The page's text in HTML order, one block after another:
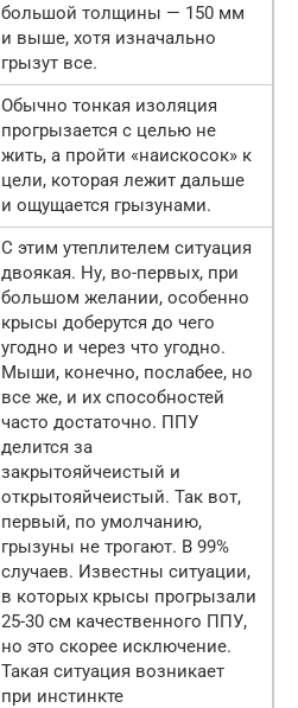
большой толщины — 150 мм
и выше, хотя изначально
грызут все.
Обычно тонкая изоляция
прогрызается с целью не
жить, а пройти «наискосок» к
цели, которая лежит дальше
и ощущается грызунами.
С этим утеплителем ситуация
двоякая. Ну, во-первых, при
большом желании, особенно
крысы доберутся до чего
угодно и через что угодно.
Мыши, конечно, послабее, но
все же, и их способностей
часто достаточно. ППУ
делится за
закрытояйчеистый и
открытояйчеистый. Так вот,
первый, по умолчанию,
грызуны не трогают. В 99%
случаев. Известны ситуации,
в которых крысы прогрызали
25-30 см качественного ППУ,
но это скорее исключение.
Такая ситуация возникает
при инстинкте